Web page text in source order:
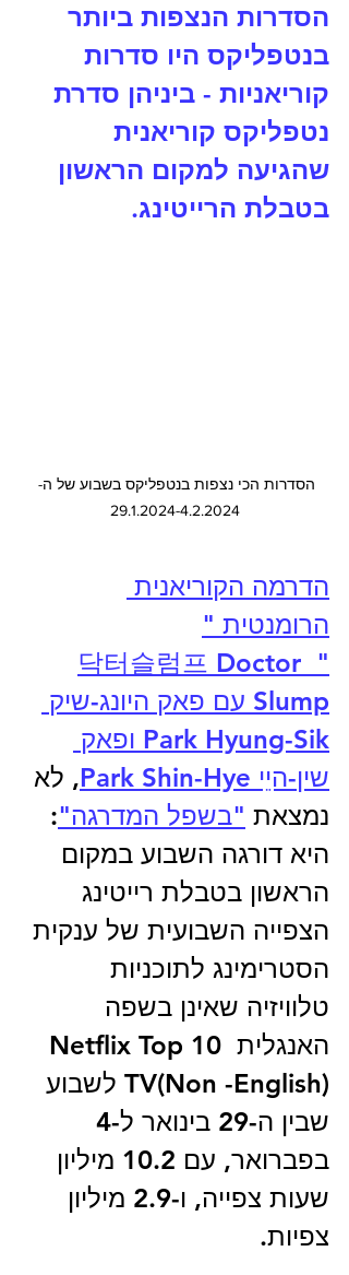
הסדרות הנצפות ביותר
בנטפליקס היו סדרות
קוריאניות - ביניהן סדרת
נטפליקס קוריאנית
שהגיעה למקום הראשון
בטבלת הרייטינג.
הסדרות הכי נצפות בנטפליקס בשבוע של ה-
29.1.2024-4.2.2024
הדרמה הקוריאנית
הרומנטית "
" 닥터슬럼프 Doctor
Slump עם פאק היונג-שיק
Park Hyung-Sik ופאק
שין-היֵי ‎Park Shin-Hye
, לא
נמצאת "בשפל המדרגה":
היא דורגה השבוע במקום
הראשון בטבלת רייטינג
הצפייה השבועית של ענקית
הסטרימינג לתוכניות
טלוויזיה שאינן בשפה
האנגלית Netflix Top 10
TV(Non -English) לשבוע
בפברואר, עם 10.2 מיליון
שעות צפייה, ו-2.9 מיליון
צפיות.